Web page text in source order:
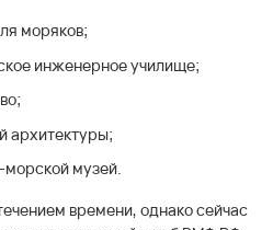
моряков;
инженерное училище;
архитектуры;
музей.
времени, однако сейчас